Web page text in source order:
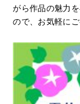
がら作品の魅力
ので、お気軽にご